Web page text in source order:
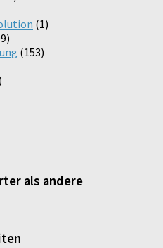
(1)
(153)
als andere